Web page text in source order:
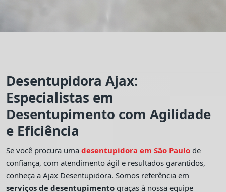
Desentupidora Ajax:
Especialistas em
Desentupimento com Agilidade
e Eficiência
Se você procura umadesentupidora em São Paulo de
confiança, com atendimento ágil e resultados garantidos,
conheça a Ajax Desentupidora. Somos referência em
serviços de desentupimento graças à nossa equipe